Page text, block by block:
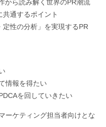
から読み解く世界のPR潮流
共通するポイント
定性の分析」を実現するPR
情報を得たい
を回していきたい
ーケティング担当者向けとな